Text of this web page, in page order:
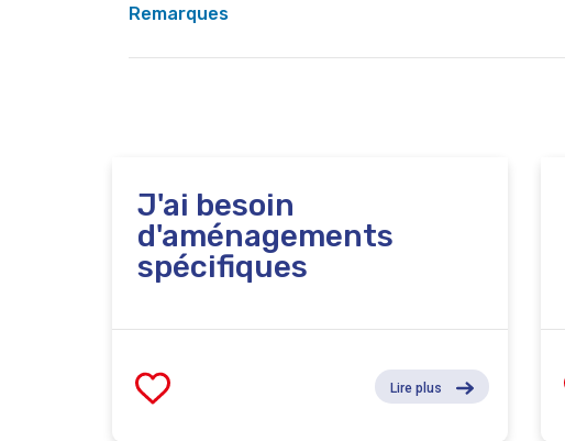
Remarques
J'ai besoin
d'aménagements
spécifiques
Lire plus